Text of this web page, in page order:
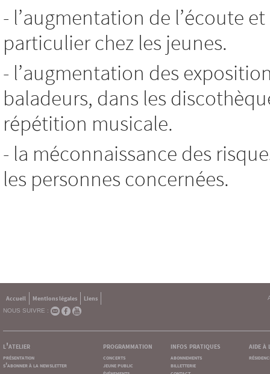
- l’augmentation de l’écoute
particulier chez les jeunes.
- l’augmentation des
baladeurs, dans les
répétition musicale.
- la méconnaissance des
les personnes concernées.
Accueil Mentions légales
Liens
NOUS SUIVRE :
l'atelier
présentation
s'abonner à la newsletter
programmation
concerts
jeune public
infos pratiques
abonnements
billetterie
aide